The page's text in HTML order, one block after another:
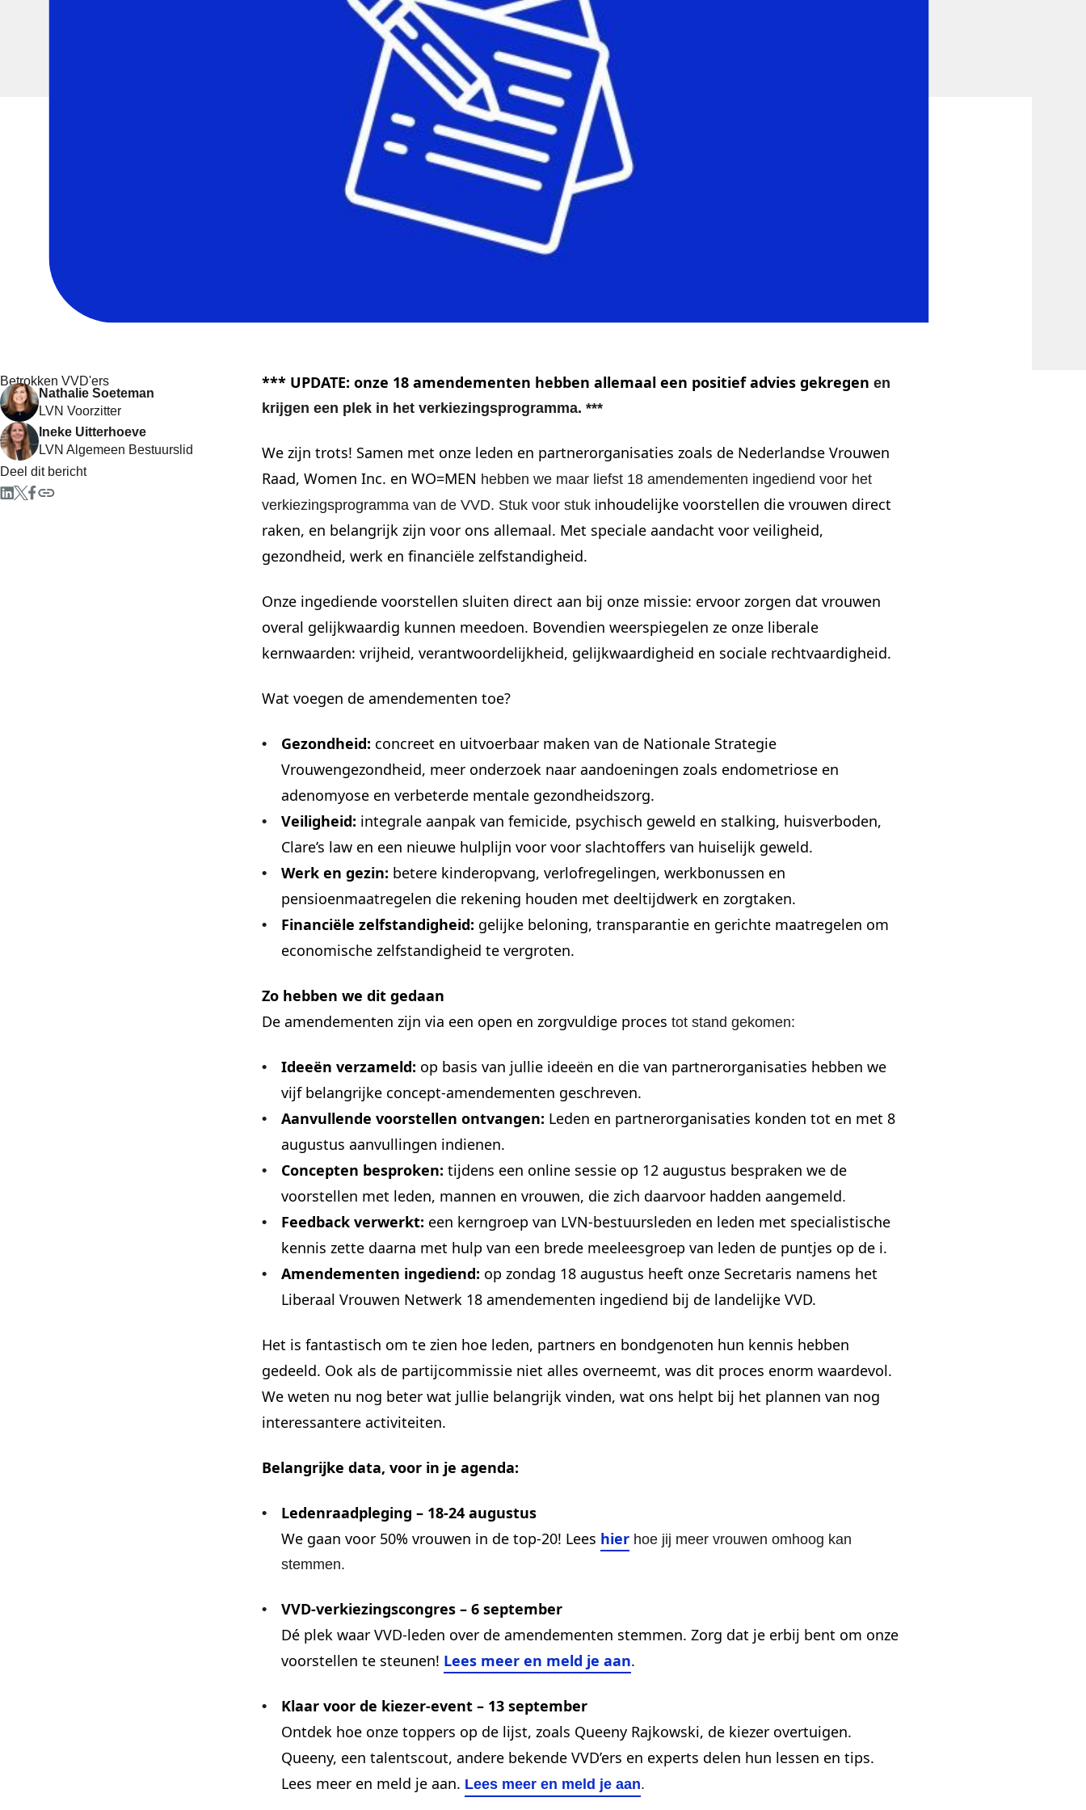
*** UPDATE: onze 18 amendementen hebben allemaal een positief advies gekregen en
krijgen een plek in het verkiezingsprogramma. ***
We zijn trots! Samen met onze leden en partnerorganisaties zoals de Nederlandse Vrouwen
Raad, Women Inc. en WO=MEN hebben we maar liefst 18 amendementen ingediend voor het
verkiezingsprogramma van de VVD. Stuk voor stuk inhoudelijke voorstellen die vrouwen direct
raken, en belangrijk zijn voor ons allemaal. Met speciale aandacht voor veiligheid,
gezondheid, werk en financiële zelfstandigheid.
Onze ingediende voorstellen sluiten direct aan bij onze missie: ervoor zorgen dat vrouwen
overal gelijkwaardig kunnen meedoen. Bovendien weerspiegelen ze onze liberale
kernwaarden: vrijheid, verantwoordelijkheid, gelijkwaardigheid en sociale rechtvaardigheid.
Wat voegen de amendementen toe?
Gezondheid: concreet en uitvoerbaar maken van de Nationale Strategie
Vrouwengezondheid, meer onderzoek naar aandoeningen zoals endometriose en
adenomyose en verbeterde mentale gezondheidszorg.
Veiligheid: integrale aanpak van femicide, psychisch geweld en stalking, huisverboden,
Clare’s law en een nieuwe hulplijn voor voor slachtoffers van huiselijk geweld.
Werk en gezin: betere kinderopvang, verlofregelingen, werkbonussen en
pensioenmaatregelen die rekening houden met deeltijdwerk en zorgtaken.
Financiële zelfstandigheid: gelijke beloning, transparantie en gerichte maatregelen om
economische zelfstandigheid te vergroten.
Zo hebben we dit gedaan
De amendementen zijn via een open en zorgvuldige proces tot stand gekomen:
Ideeën verzameld: op basis van jullie ideeën en die van partnerorganisaties hebben we
vijf belangrijke concept-amendementen geschreven.
Aanvullende voorstellen ontvangen: Leden en partnerorganisaties konden tot en met 8
augustus aanvullingen indienen.
Concepten besproken: tijdens een online sessie op 12 augustus bespraken we de
voorstellen met leden, mannen en vrouwen, die zich daarvoor hadden aangemeld.
Feedback verwerkt: een kerngroep van LVN-bestuursleden en leden met specialistische
kennis zette daarna met hulp van een brede meeleesgroep van leden de puntjes op de i.
Amendementen ingediend: op zondag 18 augustus heeft onze Secretaris namens het
Liberaal Vrouwen Netwerk 18 amendementen ingediend bij de landelijke VVD.
Het is fantastisch om te zien hoe leden, partners en bondgenoten hun kennis hebben
gedeeld. Ook als de partijcommissie niet alles overneemt, was dit proces enorm waardevol.
We weten nu nog beter wat jullie belangrijk vinden, wat ons helpt bij het plannen van nog
interessantere activiteiten.
Belangrijke data, voor in je agenda:
Ledenraadpleging – 18-24 augustus
We gaan voor 50% vrouwen in de top-20! Lees hier hoe jij meer vrouwen omhoog kan
stemmen.
VVD-verkiezingscongres – 6 september
Dé plek waar VVD-leden over de amendementen stemmen. Zorg dat je erbij bent om onze
voorstellen te steunen! Lees meer en meld je aan.
Klaar voor de kiezer-event – 13 september
Ontdek hoe onze toppers op de lijst, zoals Queeny Rajkowski, de kiezer overtuigen.
Queeny, een talentscout, andere bekende VVD’ers en experts delen hun lessen en tips.
Lees meer en meld je aan. Lees meer en meld je aan.
Betrokken VVD'ers
Nathalie Soeteman
LVN Voorzitter
Ineke Uitterhoeve
LVN Algemeen Bestuurslid
Deel dit bericht